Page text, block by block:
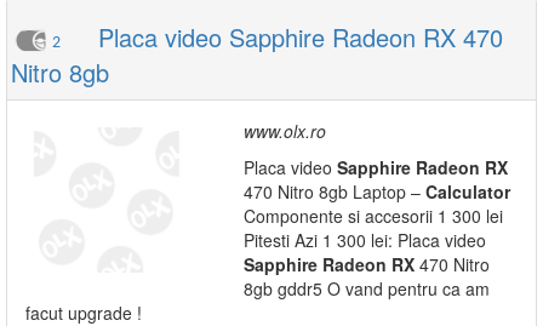
2
Placa video Sapphire Radeon RX 470
Nitro 8gb
www.olx.ro
Placa video Sapphire Radeon RX
470 Nitro 8gb Laptop – Calculator
Componente si accesorii 1 300 lei
Pitesti Azi 1 300 lei: Placa video
Sapphire Radeon RX 470 Nitro
8gb gddr5 O vand pentru ca am
facut upgrade !